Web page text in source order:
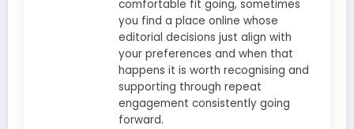
comfortable fit going, sometimes
you find a place online whose
editorial decisions just align with
your preferences and when that
happens it is worth recognising and
supporting through repeat
engagement consistently going
forward.